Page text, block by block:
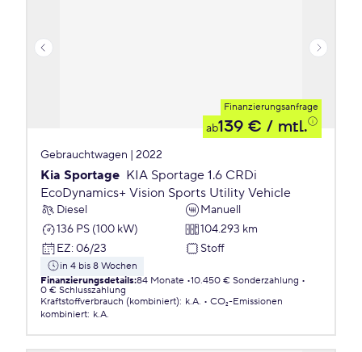
Finanzierungsanfrage
ab139 € / mtl.
Gebrauchtwagen | 2022
Kia Sportage KIA Sportage 1.6 CRDi
EcoDynamics+ Vision Sports Utility Vehicle
Diesel
Manuell
136 PS (100 kW)
104.293 km
EZ: 06/23 Stoff
in 4 bis 8 Wochen
Finanzierungsdetails:84 Monate 10.450 € Sonderzahlung
0 € Schlusszahlung
Kraftstoffverbrauch (kombiniert): k.A.
CO₂-Emissionen
kombiniert: k.A.